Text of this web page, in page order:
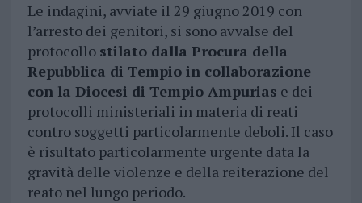
Le indagini, avviate il 29 giugno 2019 con
l’arresto dei genitori, si sono avvalse del
protocollo stilato dalla Procura della
Repubblica di Tempio in collaborazione
con la Diocesi di Tempio Ampurias e dei
protocolli ministeriali in materia di reati
contro soggetti particolarmente deboli. Il caso
è risultato particolarmente urgente data la
gravità delle violenze e della reiterazione del
reato nel lungo periodo.